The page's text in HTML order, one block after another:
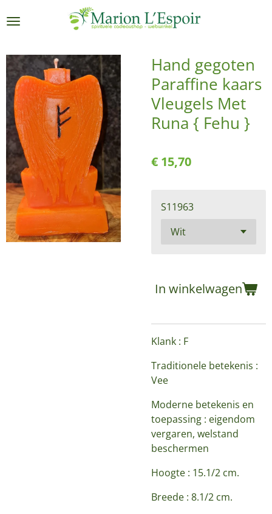
direct
de
hoofdinhoud
Hand gegoten
Paraffine kaars
Vleugels Met
Runa { Fehu }
€ 15,70
S11963
In winkelwagen
Klank : F
Traditionele betekenis :
Vee
Moderne betekenis en
toepassing : eigendom
vergaren, welstand
beschermen
Hoogte : 15.1/2 cm.
Breede : 8.1/2 cm.